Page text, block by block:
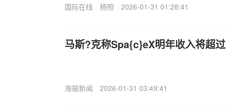
国际在线 杨照 2026-01-31 01:28:41
马斯?克称Spa{c}eX明年收入将超
海报新闻 2026-01-31 03:49:41